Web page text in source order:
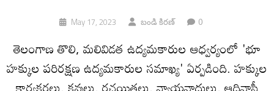
May 17, 2023 బండి కిరణ్ 0
తెలంగాణ తొలి, మలివిడత ఉద్యమకారుల ఆధ్వర్యంలో 'భూ
హక్కుల పరిరక్షణ ఉద్యమకారుల సమాఖ్య' ఏర్పడింది. హక్కుల